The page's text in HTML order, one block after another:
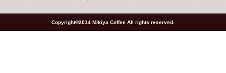
Copyright©2014 Mikiya Coffee All rights reserved.